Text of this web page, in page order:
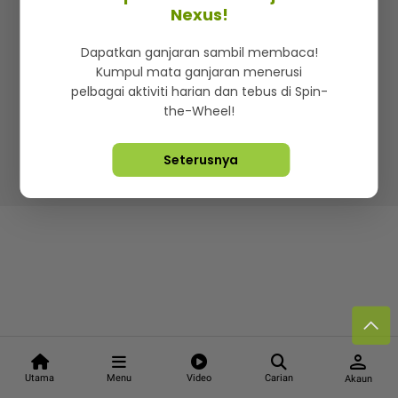
Utama Menu Video Carian
person
Akaun
Iklan di SMG360
Terma & Syarat Dasar Privasi
Lebih hot, viral dan sensasi
Hakcipta Terpelihara ©2026. Star Media Group Berhad
Nexus!
Dapatkan ganjaran sambil membaca!
Kumpul mata ganjaran menerusi
pelbagai aktiviti harian dan tebus di Spin-
the-Wheel!
Seterusnya